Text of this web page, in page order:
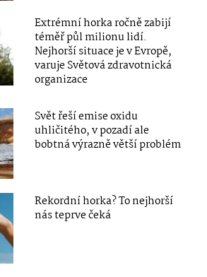
Extrémní horka ročně zabijí
téměř půl milionu lidí.
Nejhorší situace je v Evropě,
varuje Světová zdravotnická
organizace
Svět řeší emise oxidu
uhličitého, v pozadí ale
bobtná výrazně větší problém
Rekordní horka? To nejhorší
nás teprve čeká